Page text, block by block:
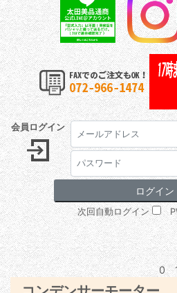
会員ログイン
次回自動ログイン
0